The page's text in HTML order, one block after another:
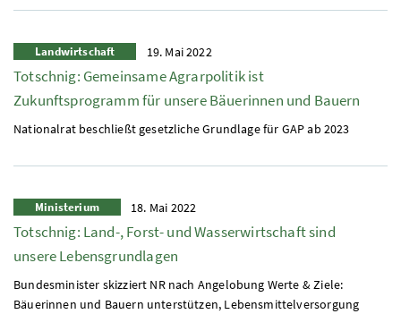
Landwirtschaft 19. Mai 2022
Totschnig: Gemeinsame Agrarpolitik ist
Zukunftsprogramm für unsere Bäuerinnen und Bauern
Nationalrat beschließt gesetzliche Grundlage für GAPab 2023
Ministerium 18. Mai 2022
Totschnig: Land-, Forst- und Wasserwirtschaft sind
unsere Lebensgrundlagen
Bundesminister skizziert NRnach Angelobung Werte & Ziele:
Bäuerinnen und Bauern unterstützen, Lebensmittelversorgung